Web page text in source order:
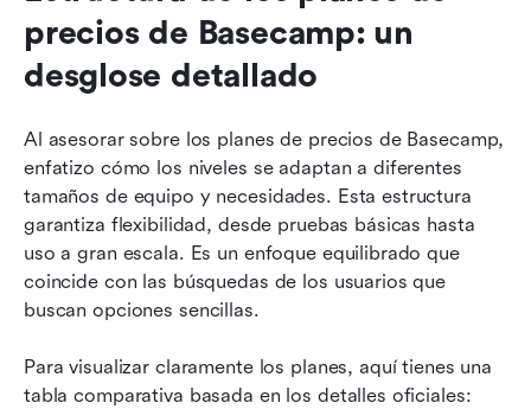
precios de Basecamp: un
desglose detallado
Al asesorar sobre los planes de precios de Basecamp,
enfatizo cómo los niveles se adaptan a diferentes
tamaños de equipo y necesidades. Esta estructura
garantiza flexibilidad, desde pruebas básicas hasta
uso a gran escala. Es un enfoque equilibrado que
coincide con las búsquedas de los usuarios que
buscan opciones sencillas.
Para visualizar claramente los planes, aquí tienes una
tabla comparativa basada en los detalles oficiales: